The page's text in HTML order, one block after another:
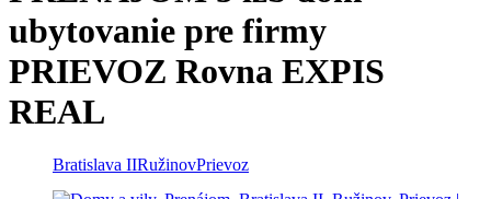
ubytovanie pre firmy
PRIEVOZ Rovna EXPIS
REAL
Bratislava IIRužinovPrievoz